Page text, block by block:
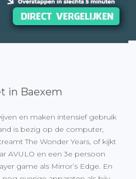
in Baexem
en maken intensief gebruik
is bezig op de computer,
The Wonder Years, of kijkt
AVULO en een 3e persoon
game als Mirror’s Edge. En